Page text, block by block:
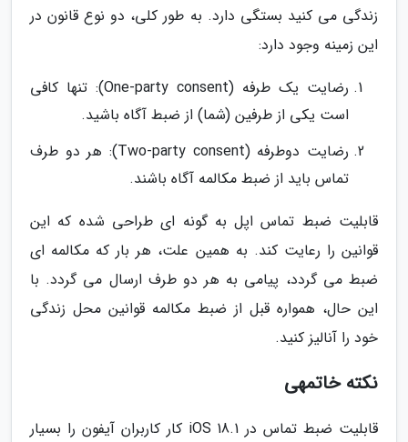
زندگی می کنید بستگی دارد. به طور کلی، دو نوع قانون در
این زمینه وجود دارد:
رضایت یک طرفه (One-party consent): تنها کافی
است یکی از طرفین (شما) از ضبط آگاه باشید.
رضایت دوطرفه (Two-party consent): هر دو طرف
تماس باید از ضبط مکالمه آگاه باشند.
قابلیت ضبط تماس اپل به گونه ای طراحی شده که این
قوانین را رعایت کند. به همین علت، هر بار که مکالمه ای
ضبط می گردد، پیامی به هر دو طرف ارسال می گردد. با
این حال، همواره قبل از ضبط مکالمه قوانین محل زندگی
خود را آنالیز کنید.
نکته خاتمهی
قابلیت ضبط تماس در iOS 18.1 کار کاربران آیفون را بسیار